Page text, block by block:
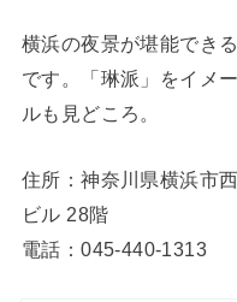
横浜の夜景が堪能でき
です。「琳派」をイメ
ルも見どころ。
住所：神奈川県横浜市
ビル 28階
電話：045-440-1313